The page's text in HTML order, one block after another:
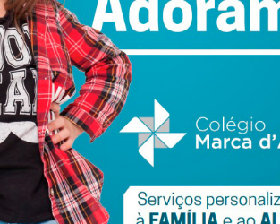
dentro da ZEC fica sujeita a novas
ou, em casos específicos permitidos,
da Conservação da Natureza e das
novas explorações mineiras, a alteração
desportivas organizadas, passam a
prévia.
de contraordenações ambientais. A
entre “leves”, “graves” e “muito